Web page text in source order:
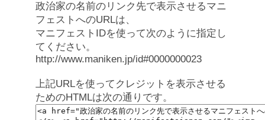
政治家の名前のリンク先で表示させるマニ
フェストへのURLは、
マニフェストIDを使って次のように指定し
てください。
http://www.maniken.jp/id#0000000023
上記URLを使ってクレジットを表示させる
ためのHTMLは次の通りです。